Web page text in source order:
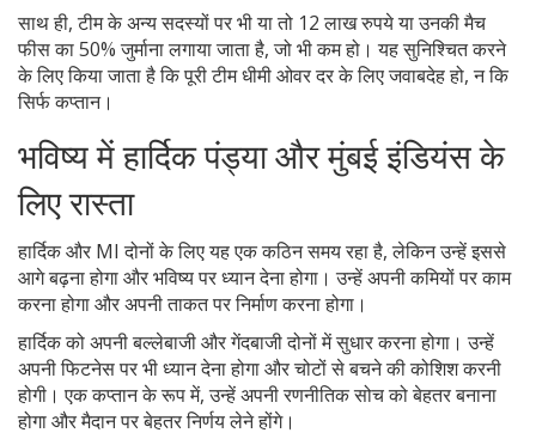
साथ ही, टीम के अन्य सदस्यों पर भी या तो 12 लाख रुपये या उनकी मैच
फीस का 50% जुर्माना लगाया जाता है, जो भी कम हो। यह सुनिश्चित करने
के लिए किया जाता है कि पूरी टीम धीमी ओवर दर के लिए जवाबदेह हो, न कि
सिर्फ कप्तान।
भविष्य में हार्दिक पंड्या और मुंबई इंडियंस के
लिए रास्ता
हार्दिक और MI दोनों के लिए यह एक कठिन समय रहा है, लेकिन उन्हें इससे
आगे बढ़ना होगा और भविष्य पर ध्यान देना होगा। उन्हें अपनी कमियों पर काम
करना होगा और अपनी ताकत पर निर्माण करना होगा।
हार्दिक को अपनी बल्लेबाजी और गेंदबाजी दोनों में सुधार करना होगा। उन्हें
अपनी फिटनेस पर भी ध्यान देना होगा और चोटों से बचने की कोशिश करनी
होगी। एक कप्तान के रूप में, उन्हें अपनी रणनीतिक सोच को बेहतर बनाना
होगा और मैदान पर बेहतर निर्णय लेने होंगे।